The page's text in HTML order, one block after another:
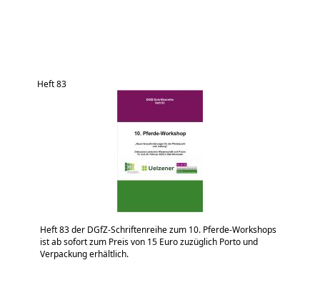
Heft 83
Heft 83 der DGfZ-Schriftenreihe zum 10. Pferde-Workshops
ist ab sofort zum Preis von 15 Euro zuzüglich Porto und
Verpackung erhältlich.